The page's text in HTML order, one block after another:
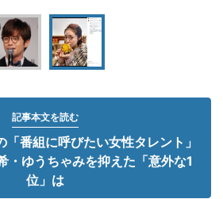
記事本文を読む
番組に呼びたい女性タレント」
ゆうちゃみを抑えた「意外な1
位」は